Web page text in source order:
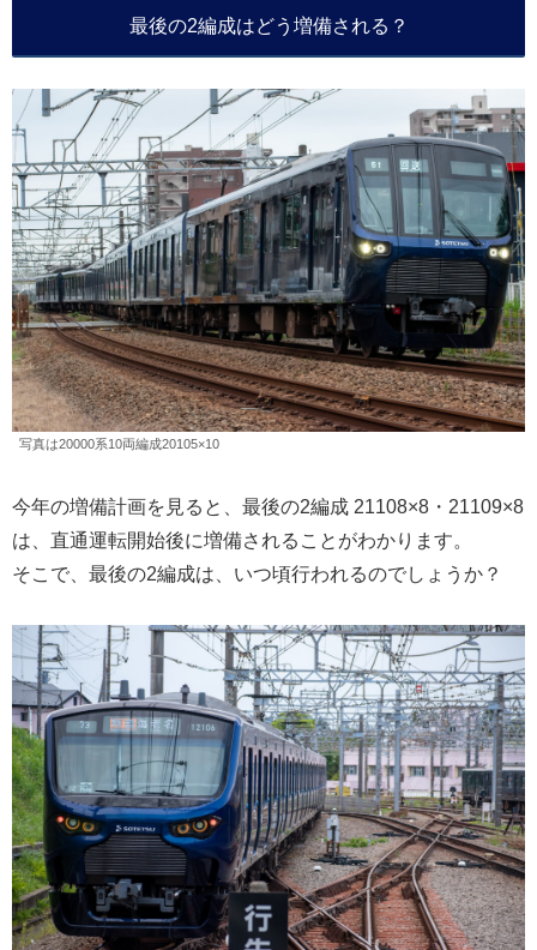
最後の2編成はどう増備される？
写真は20000系10両編成20105×10
今年の増備計画を見ると、最後の2編成 21108×8・21109×8
は、直通運転開始後に増備されることがわかります。
そこで、最後の2編成は、いつ頃行われるのでしょうか？